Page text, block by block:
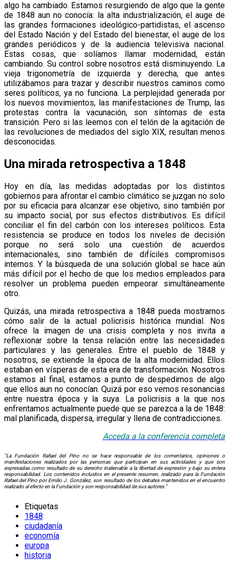
algo ha cambiado. Estamos resurgiendo de algo que la gente
de 1848 aun no conocía: la alta industrialización, el auge de
las grandes formaciones ideológico-partidistas, el ascenso
del Estado Nación y del Estado del bienestar, el auge de los
grandes periódicos y de la audiencia televisiva nacional.
Estas cosas, que solíamos llamar modernidad, están
cambiando. Su control sobre nosotros está disminuyendo. La
vieja trigonometría de izquierda y derecha, que antes
utilizábamos para trazar y describir nuestros caminos como
seres políticos, ya no funciona. La perplejidad generada por
los nuevos movimientos, las manifestaciones de Trump, las
protestas contra la vacunación, son síntomas de esta
transición. Pero si las leemos con el telón de la agitación de
las revoluciones de mediados del siglo XIX, resultan menos
desconocidas.
Una mirada retrospectiva a 1848
Hoy en día, las medidas adoptadas por los distintos
gobiernos para afrontar el cambio climático se juzgan no solo
por su eficacia para alcanzar ese objetivo, sino también por
su impacto social, por sus efectos distributivos. Es difícil
conciliar el fin del carbón con los intereses políticos. Esta
resistencia se produce en todos los niveles de decisión
porque no será solo una cuestión de acuerdos
internacionales, sino también de difíciles compromisos
internos. Y la búsqueda de una solución global se hace aún
más difícil por el hecho de que los medios empleados para
resolver un problema pueden empeorar simultáneamente
otro.
Quizás, una mirada retrospectiva a 1848 pueda mostrarnos
cómo salir de la actual policrisis histórica mundial. Nos
ofrece la imagen de una crisis completa y nos invita a
reflexionar sobre la tensa relación entre las necesidades
particulares y las generales. Entre el pueblo de 1848 y
nosotros, se extiende la época de la alta modernidad. Ellos
estaban en vísperas de esta era de transformación. Nosotros
estamos al final, estamos a punto de despedirnos de algo
que ellos aun no conocían. Quizá por eso vemos resonancias
entre nuestra época y la suya. La policrisis a la que nos
enfrentamos actualmente puede que se parezca a la de 1848:
mal planificada, dispersa, irregular y llena de contradicciones.
Acceda a la conferencia completa
“La Fundación Rafael del Pino no se hace responsable de los comentarios, opiniones o
manifestaciones realizados por las personas que participan en sus actividades y que son
expresadas como resultado de su derecho inalienable a la libertad de expresión y bajo su entera
responsabilidad. Los contenidos incluidos en el presente resumen, realizado para la Fundación
Rafael del Pino por Emilio J. González, son resultado de los debates mantenidos en el encuentro
realizado al efecto en la Fundación y son responsabilidad de sus autores.”
Etiquetas
1848
ciudadanía
economía
europa
historia